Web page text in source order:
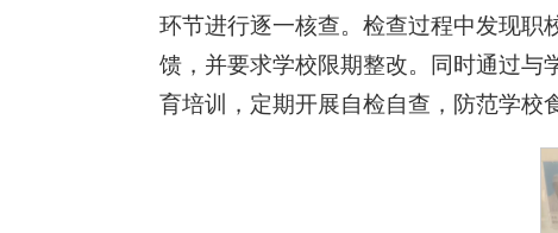
环节进行逐一核查。检查过程中发现职
馈，并要求学校限期整改。同时通过与
育培训，定期开展自检自查，防范学校